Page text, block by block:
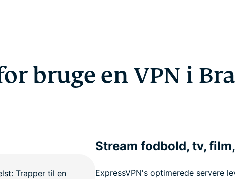
bruge en VPN i
Stream fodbold, tv,
ExpressVPN's optimerede servere